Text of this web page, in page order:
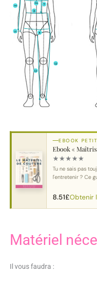
EBOOK
Ebook «
★★★★★
Tu ne sais pas
l'entretenir ? Ce
8.51£Obtenir
Matériel
Il vous faudra :